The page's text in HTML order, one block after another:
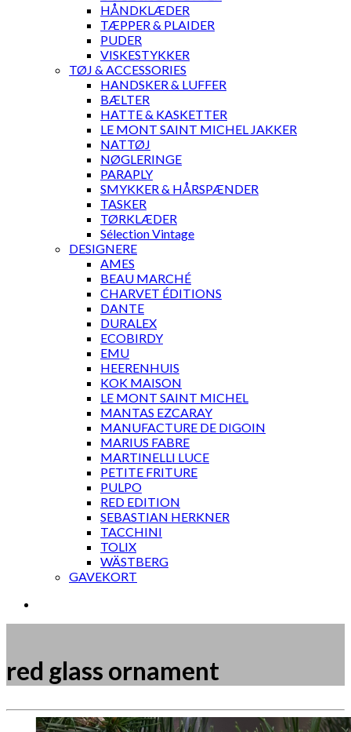
HÅNDKLÆDER
TÆPPER & PLAIDER
PUDER
VISKESTYKKER
TØJ & ACCESSORIES
HANDSKER & LUFFER
BÆLTER
HATTE & KASKETTER
LE MONT SAINT MICHEL JAKKER
NATTØJ
NØGLERINGE
PARAPLY
SMYKKER & HÅRSPÆNDER
TASKER
TØRKLÆDER
Sélection Vintage
DESIGNERE
AMES
BEAU MARCHÉ
CHARVET ÉDITIONS
DANTE
DURALEX
ECOBIRDY
EMU
HEERENHUIS
KOK MAISON
LE MONT SAINT MICHEL
MANTAS EZCARAY
MANUFACTURE DE DIGOIN
MARIUS FABRE
MARTINELLI LUCE
PETITE FRITURE
PULPO
RED EDITION
SEBASTIAN HERKNER
TACCHINI
TOLIX
WÄSTBERG
GAVEKORT
red glass ornament
Måske kunne nogle af disse produkter have din